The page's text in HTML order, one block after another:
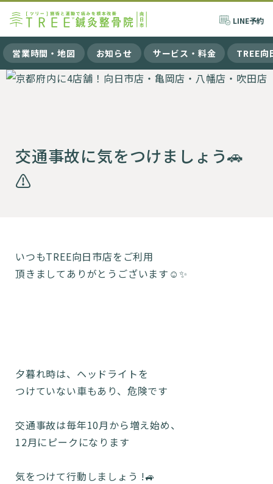
LINE予約
営業時間・地図 お知らせ サービス・料金 TREE向
交通事故に気をつけましょう🚗
⚠️
いつもTREE向日市店をご利用
頂きましてありがとうございます☺️✨
夕暮れ時は、ヘッドライトを
つけていない車もあり、危険です
交通事故は毎年10月から増え始め、
12月にピークになります
気をつけて行動しましょう !🚙